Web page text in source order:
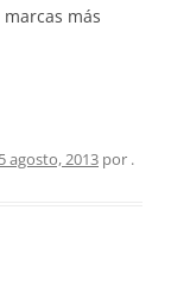
más
agosto, 2013 por .